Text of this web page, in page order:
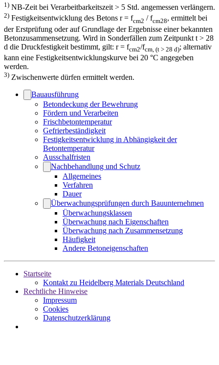
1) NB-Zeit bei Verarbeitbarkeitszeit > 5 Std. angemessen verlängern.
2) Festigkeitsentwicklung des Betons r = fcm2 / fcm28, ermittelt bei
der Erstprüfung oder auf Grundlage der Ergebnisse einer bekannten
Betonzusammensetzung. Wird in Sonderfällen zum Zeitpunkt t > 28
d die Druckfestigkeit bestimmt, gilt: r = fcm2/fcm, (t > 28 d); alternativ
kann eine Festigkeitsentwicklungskurve bei 20 °C angegeben
werden.
3) Zwischenwerte dürfen ermittelt werden.
Bauausführung
Betondeckung der Bewehrung
Fördern und Verarbeiten
Frischbetontemperatur
Gefrierbeständigkeit
Festigkeitsentwicklung in Abhängigkeit der
Betontemperatur
Ausschalfristen
Nachbehandlung und Schutz
Allgemeines
Verfahren
Dauer
Überwachungsprüfungen durch Bauunternehmen
Überwachungsklassen
Überwachung nach Eigenschaften
Überwachung nach Zusammensetzung
Häufigkeit
Andere Betoneigenschaften
Startseite
Kontakt zu Heidelberg Materials Deutschland
Rechtliche Hinweise
Impressum
Cookies
Datenschutzerklärung